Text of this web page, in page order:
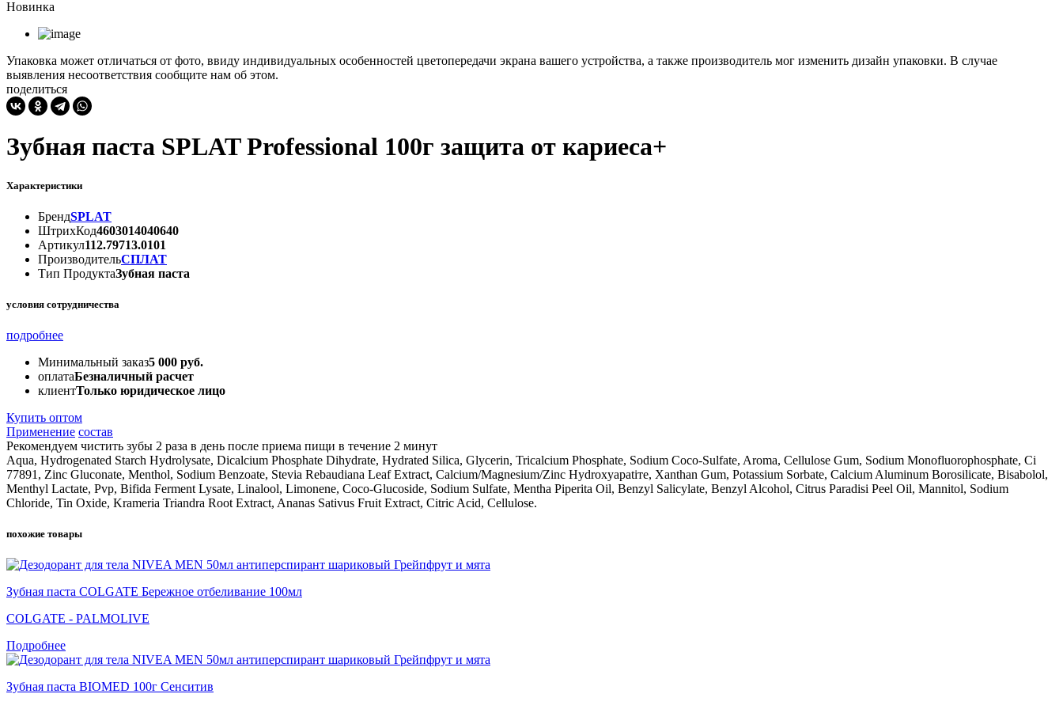
Новинка
Упаковка может отличаться от фото, ввиду индивидуальных особенностей цветопередачи экрана вашего устройства, а также производитель мог изменить дизайн упаковки. В случае
выявления несоответствия сообщите нам об этом.
поделиться
Зубная паста SPLAT Professional 100г защита от кариеса+
Характеристики
БрендSPLAT
ШтрихКод4603014040640
Артикул112.79713.0101
ПроизводительСПЛАТ
Тип ПродуктаЗубная паста
условия сотрудничества
подробнее
Минимальный заказ5 000 руб.
оплатаБезналичный расчет
клиентТолько юридическое лицо
Купить оптом
Применение состав
Рекомендуем чистить зубы 2 раза в день после приема пищи в течение 2 минут
Aqua, Hydrogenated Starch Hydrolysate, Dicalcium Phosphate Dihydrate, Hydrated Silica, Glycerin, Tricalcium Phosphate, Sodium Coco-Sulfate, Aroma, Cellulose Gum, Sodium Monofluorophosphate, Ci
77891, Zinc Gluconate, Menthol, Sodium Benzoate, Stevia Rebaudiana Leaf Extract, Calcium/Magnesium/Zinc Hydroxyapatiтe, Xanthan Gum, Potassium Sorbate, Calcium Aluminum Borosilicate, Bisabolol,
Menthyl Lactate, Pvp, Bifida Ferment Lysate, Linalool, Limonene, Coco-Glucoside, Sodium Sulfate, Mentha Piperita Oil, Benzyl Salicylate, Benzyl Alcohol, Citrus Paradisi Peel Oil, Mannitol, Sodium
Chloride, Tin Oxide, Krameria Triandra Root Extract, Ananas Sativus Fruit Extract, Citric Acid, Cellulose.
похожие товары
Зубная паста COLGATE Бережное отбеливание 100мл
COLGATE - PALMOLIVE
Подробнее
Зубная паста BIOMED 100г Сенситив